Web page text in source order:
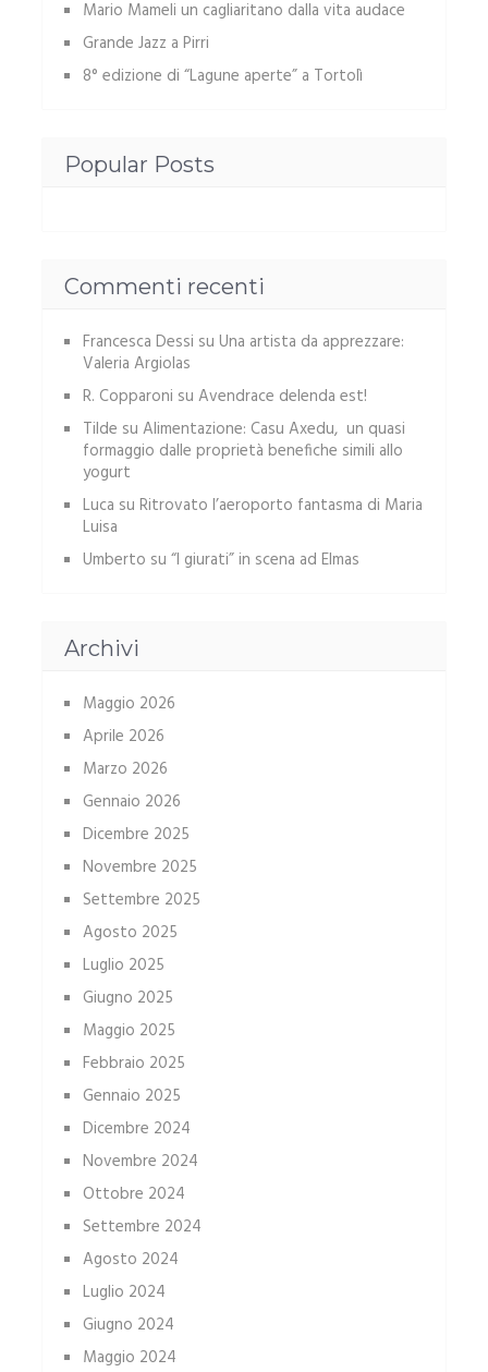
Mario Mameli un cagliaritano dalla vita audace
Grande Jazz a Pirri
8° edizione di “Lagune aperte” a Tortolì
Popular Posts
Commenti recenti
Francesca Dessi su Una artista da apprezzare:
Valeria Argiolas
R. Copparoni su Avendrace delenda est!
Tilde su Alimentazione: Casu Axedu, un quasi
formaggio dalle proprietà benefiche simili allo
yogurt
Luca su Ritrovato l’aeroporto fantasma di Maria
Luisa
Umberto su “I giurati” in scena ad Elmas
Archivi
Maggio 2026
Aprile 2026
Marzo 2026
Gennaio 2026
Dicembre 2025
Novembre 2025
Settembre 2025
Agosto 2025
Luglio 2025
Giugno 2025
Maggio 2025
Febbraio 2025
Gennaio 2025
Dicembre 2024
Novembre 2024
Ottobre 2024
Settembre 2024
Agosto 2024
Luglio 2024
Giugno 2024
Maggio 2024